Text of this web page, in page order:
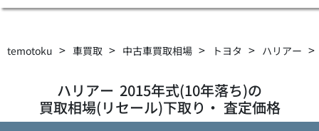
temotoku > 車買取 > 中古車買取相場 > トヨタ > ハリアー >
ハリアー 2015年式(10年落ち)の
買取相場(リセール)下取り・ 査定価格